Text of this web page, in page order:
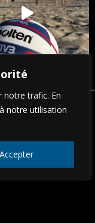
notre trafic. En
notre utilisation
Accepter